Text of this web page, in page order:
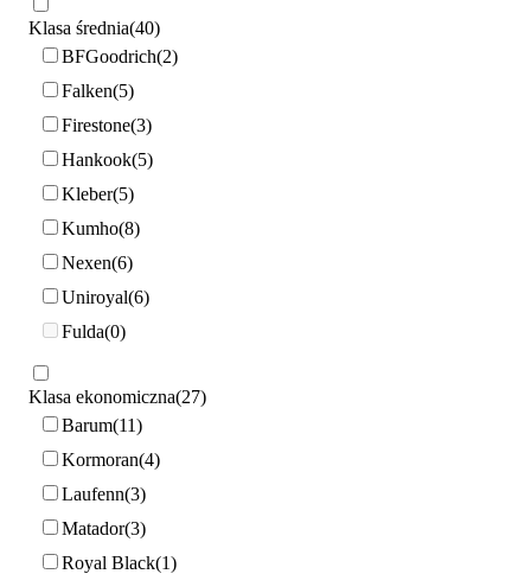
Klasa średnia 40
BFGoodrich 2
Falken 5
Firestone 3
Hankook 5
Kleber 5
Kumho 8
Nexen 6
Uniroyal 6
Fulda 0
Klasa ekonomiczna 27
Barum 11
Kormoran 4
Laufenn 3
Matador 3
Royal Black 1